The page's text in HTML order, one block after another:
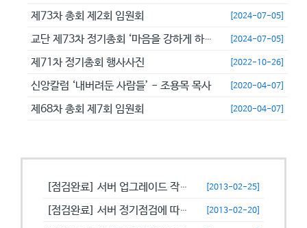
제73차 총회 제2회 임원회 [2024-07-05]
교단 제73차 정기총회 ‘마음을 강하게 하고 극히 담대히 하라’ [2024-07-05]
제71차 정기총회 행사사진 [2022-10-26]
신앙칼럼 ‘내버려둔 사람들’ - 조용목 목사 [2020-04-07]
제68차 총회 제7회 임원회 [2020-04-07]
[점검완료] 서버 업그레이드 작업으로 일시적으로 사용이 불안정할수 있습니... [2013-02-25]
[점검완료] 서버 정기점검에 따른 이용 제한 안내 [2013-02-20]